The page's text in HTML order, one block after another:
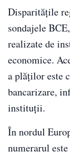
Disparitățile
sondajele
realizate de
economice.
a plăților este
bancarizare,
instituții.
În nordul
numerarul